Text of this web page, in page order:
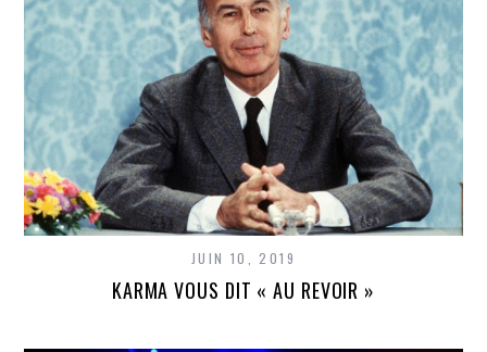
JUIN 10, 2019
KARMA VOUS DIT « AU REVOIR »